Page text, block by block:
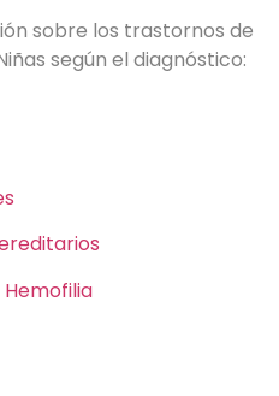
sobre los trastornos de
según el diagnóstico:
Hemofilia